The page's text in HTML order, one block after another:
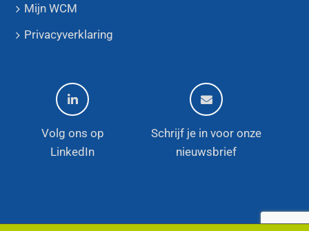
Mijn WCM
Privacyverklaring
Volg ons op
LinkedIn
Schrijf je in voor onze
nieuwsbrief